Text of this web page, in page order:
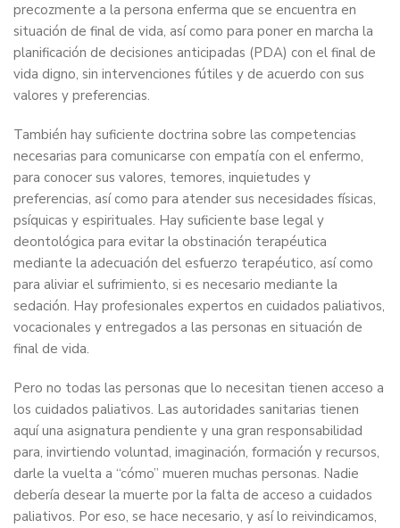
precozmente a la persona enferma que se encuentra en
situación de final de vida, así como para poner en marcha la
planificación de decisiones anticipadas (PDA) con el final de
vida digno, sin intervenciones fútiles y de acuerdo con sus
valores y preferencias.
También hay suficiente doctrina sobre las competencias
necesarias para comunicarse con empatía con el enfermo,
para conocer sus valores, temores, inquietudes y
preferencias, así como para atender sus necesidades físicas,
psíquicas y espirituales. Hay suficiente base legal y
deontológica para evitar la obstinación terapéutica
mediante la adecuación del esfuerzo terapéutico, así como
para aliviar el sufrimiento, si es necesario mediante la
sedación. Hay profesionales expertos en cuidados paliativos,
vocacionales y entregados a las personas en situación de
final de vida.
Pero no todas las personas que lo necesitan tienen acceso a
los cuidados paliativos. Las autoridades sanitarias tienen
aquí una asignatura pendiente y una gran responsabilidad
para, invirtiendo voluntad, imaginación, formación y recursos,
darle la vuelta a “cómo” mueren muchas personas. Nadie
debería desear la muerte por la falta de acceso a cuidados
paliativos. Por eso, se hace necesario, y así lo reivindicamos,